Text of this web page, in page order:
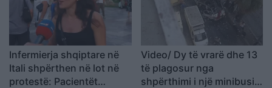
Infermierja shqiptare në
Itali shpërthen në lot në
protestë: Pacientët
Video/ Dy të vrarë dhe 13
të plagosur nga
shpërthimi i një minibusi